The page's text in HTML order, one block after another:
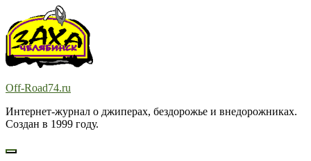
содержимому
(нажмите
Enter)
Off-Road74.ru
Интернет-журнал о джиперах, бездорожье и внедорожниках.
Создан в 1999 году.